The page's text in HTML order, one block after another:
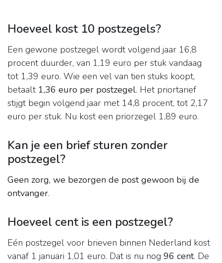
Hoeveel kost 10 postzegels?
Een gewone postzegel wordt volgend jaar 16,8
procent duurder, van 1,19 euro per stuk vandaag
tot 1,39 euro. Wie een vel van tien stuks koopt,
betaalt 1,36 euro per postzegel. Het priortarief
stijgt begin volgend jaar met 14,8 procent, tot 2,17
euro per stuk. Nu kost een priorzegel 1,89 euro.
Kan je een brief sturen zonder
postzegel?
Geen zorg, we bezorgen de post gewoon bij de
ontvanger.
Hoeveel cent is een postzegel?
Eén postzegel voor brieven binnen Nederland kost
vanaf 1 januari 1,01 euro. Dat is nu nog 96 cent. De